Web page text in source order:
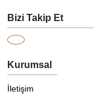
Bizi Takip Et
Kurumsal
İletişim